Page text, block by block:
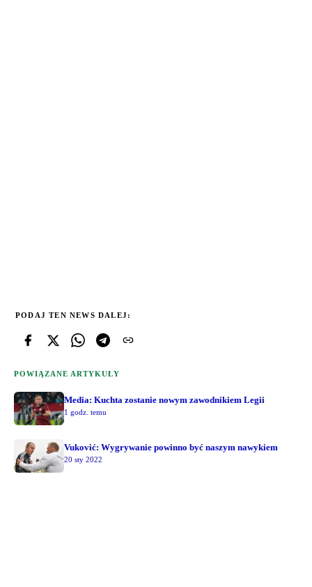
PODAJ TEN NEWS DALEJ:
POWIĄZANE ARTYKUŁY
Media: Kuchta zostanie nowym zawodnikiem Legii
1 godz. temu
Vuković: Wygrywanie powinno być naszym nawykiem
20 sty 2022